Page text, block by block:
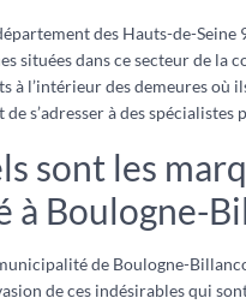
des Hauts-de-
situées dans ce secteur de la
à l’intérieur des demeures
de s’adresser à des
sont les
à Boulogne-
de Boulogne-
de ces indésirables qui